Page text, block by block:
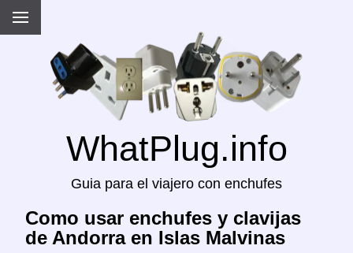
WhatPlug.info
Guia para el viajero con enchufes
Como usar enchufes y clavijas
de Andorra en Islas Malvinas